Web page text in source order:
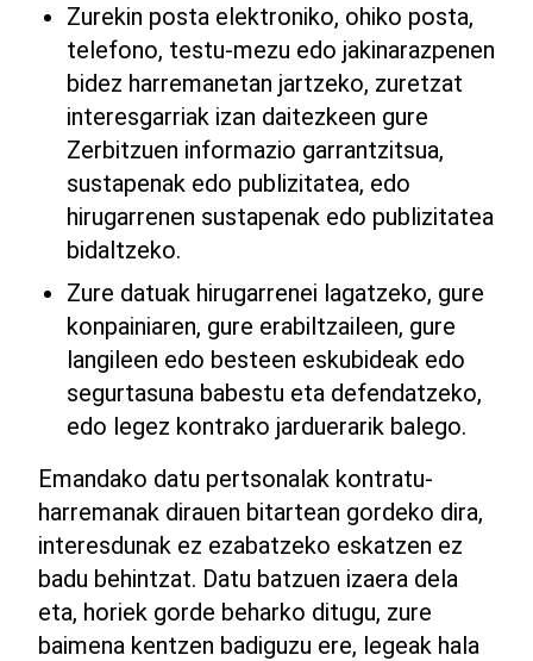
Zurekin posta elektroniko, ohiko posta,
telefono, testu-mezu edo jakinarazpenen
bidez harremanetan jartzeko, zuretzat
interesgarriak izan daitezkeen gure
Zerbitzuen informazio garrantzitsua,
sustapenak edo publizitatea, edo
hirugarrenen sustapenak edo publizitatea
bidaltzeko.
Zure datuak hirugarrenei lagatzeko, gure
konpainiaren, gure erabiltzaileen, gure
langileen edo besteen eskubideak edo
segurtasuna babestu eta defendatzeko,
edo legez kontrako jarduerarik balego.
Emandako datu pertsonalak kontratu-
harremanak dirauen bitartean gordeko dira,
interesdunak ez ezabatzeko eskatzen ez
badu behintzat. Datu batzuen izaera dela
eta, horiek gorde beharko ditugu, zure
baimena kentzen badiguzu ere, legeak hala